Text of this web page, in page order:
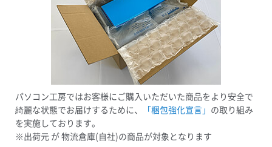
パソコン工房ではお客様にご購入いただいた商品をより安全で
綺麗な状態でお届けするために、
「梱包強化宣言」 の取り組み
を実施しております。
※出荷元 が 物流倉庫(自社)の商品が対象となります